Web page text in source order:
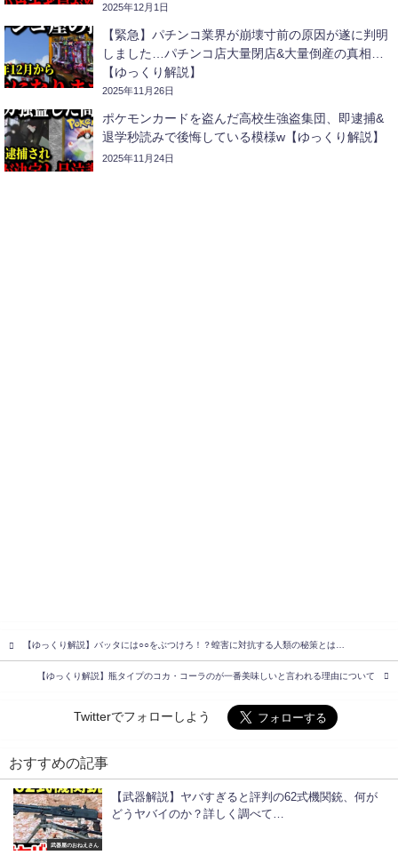
2025年12月1日
【緊急】パチンコ業界が崩壊寸前の原因が遂に判明
しました…パチンコ店大量閉店&大量倒産の真相…
【ゆっくり解説】
2025年11月26日
ポケモンカードを盗んだ高校生強盗集団、即逮捕&
退学秒読みで後悔している模様w【ゆっくり解説】
2025年11月24日
【ゆっくり解説】バッタには○○をぶつけろ！？蝗害に対抗する人類の秘策とは…
【ゆっくり解説】瓶タイプのコカ・コーラのが一番美味しいと言われる理由について
Twitterでフォローしよう
おすすめの記事
武器屋のおねえさん
【武器解説】ヤバすぎると評判の62式機関銃、何が
どうヤバイのか？詳しく調べて…